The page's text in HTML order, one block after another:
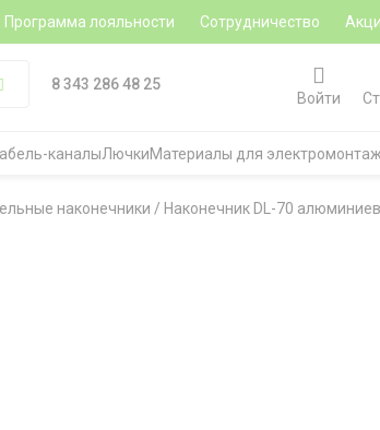
Программа лояльности Сотрудничество
8 343 286 48 25
Войти
каналыЛючкиМатериалы для
наконечники / Наконечник DL-70